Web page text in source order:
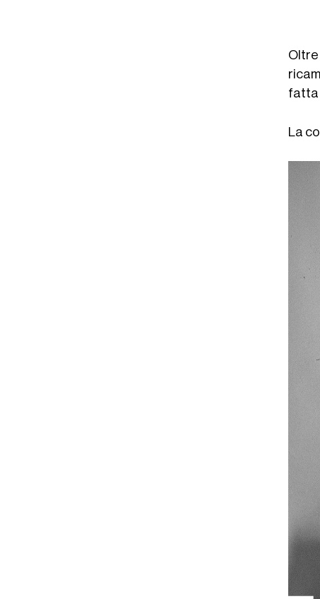
Oltre
fatta
La